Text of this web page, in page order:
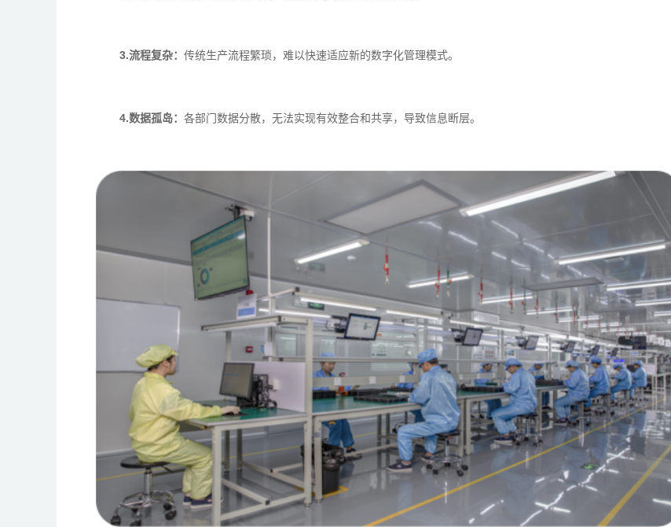
3.流程复杂： 传统生产流程繁琐，难以快速适应新的数字化管理模式。
4.数据孤岛： 各部门数据分散，无法实现有效整合和共享，导致信息断层。